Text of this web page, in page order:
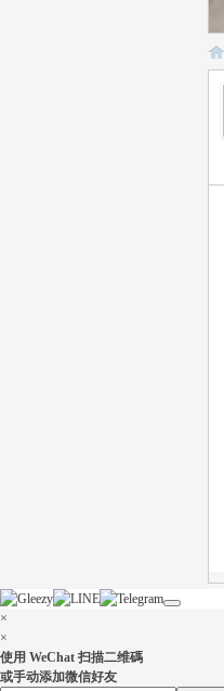
×
×
使用 WeChat 扫描二维碼
或手动添加微信好友